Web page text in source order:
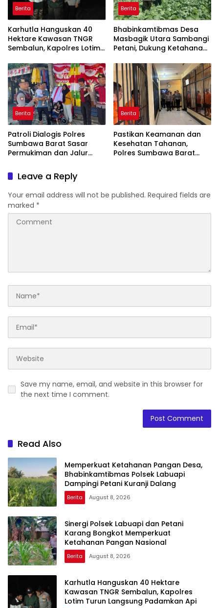
Berita
Karhutla Hanguskan 40
Hektare Kawasan TNGR
Sembalun, Kapolres Lotim
Api
Berita
Bhabinkamtibmas Desa
Masbagik Utara Sambangi
Petani, Dukung Ketahanan
Pangan
Berita
Patroli Dialogis Polres
Sumbawa Barat Sasar
Permukiman dan Jalur
Tetap Kondusif
Berita
Pastikan Keamanan dan
Kesehatan Tahanan,
Polres Sumbawa Barat
Leave a Reply
Your email address will not be published. Required fields are
marked *
Save my name, email, and website in this browser for
the next time I comment.
Read Also
Memperkuat Ketahanan Pangan Desa,
Bhabinkamtibmas Polsek Labuapi
Dampingi Petani Kuranji Dalang
Berita August 8, 2026
Sinergi Polsek Labuapi dan Petani
Karang Bongkot Memperkuat
Ketahanan Pangan Nasional
Berita August 8, 2026
Karhutla Hanguskan 40 Hektare
Kawasan TNGR Sembalun, Kapolres
Lotim Turun Langsung Padamkan Api